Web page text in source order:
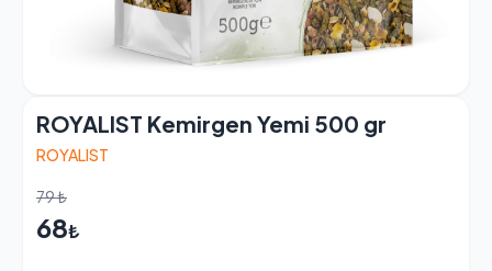
ROYALIST Kemirgen Yemi 500 gr
ROYALIST
79 ₺
68₺